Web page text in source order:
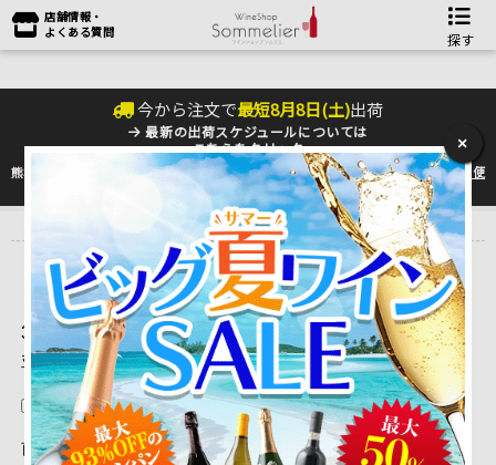
店舗情報・
よくある質問
探す
今から注文で最短8月8日(土)出荷
最新の出荷スケジュールについては
こちらをクリック
熊本地震の影響により九州への配送に遅れが生じております。最新情報は佐川急便
のHP
をご確認下さい。
産地で探す
3,151 ～ 3,165 件目を表示しています。（全3,365件）
並べ替え
在庫切れを除く
前ページを表示|1...206 |207 |208 |209| 210| 211 | 21
×